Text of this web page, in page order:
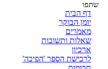
שתפו
דף הבית
יומן הבוקר
מאמרים
שאלות ותשובות
ארכיון
לרכישת הספר 'הפיכה'